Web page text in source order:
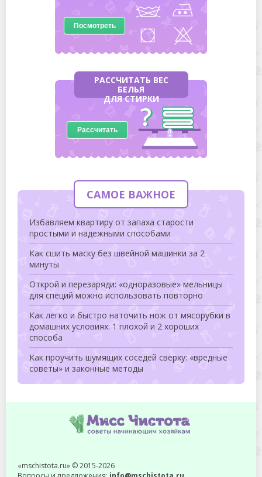
Посмотреть
РАССЧИТАТЬ ВЕС
БЕЛЬЯ
ДЛЯ СТИРКИ
Рассчитать
САМОЕ ВАЖНОЕ
Избавляем квартиру от запаха старости
простыми и надежными способами
Как сшить маску без швейной машинки за 2
минуты
Открой и перезаряди: «одноразовые» мельницы
для специй можно использовать повторно
Как легко и быстро наточить нож от мясорубки в
домашних условиях: 1 плохой и 2 хороших
способа
Как проучить шумящих соседей сверху: «вредные
советы» и законные методы
«mschistota.ru» © 2015-2026